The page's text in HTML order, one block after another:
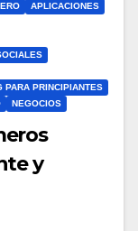
APLICACIONES
PARA PRINCIPIANTES
NEGOCIOS
y